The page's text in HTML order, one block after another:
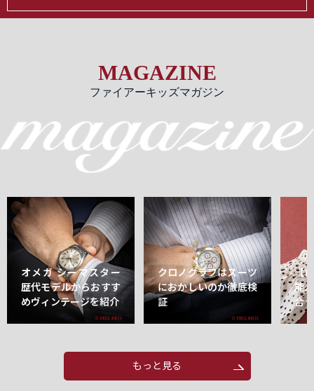
MAGAZINE
ファイアーキッズマガジン
オメガ シーマスター
歴代モデルからおすす
めヴィンテージを紹介
クロノグラフはスーツ
におかしいのか徹底検
証
【
能
合
もっと見る